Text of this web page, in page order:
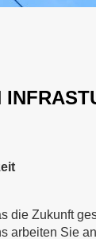
die Zukunft
arbeiten Sie